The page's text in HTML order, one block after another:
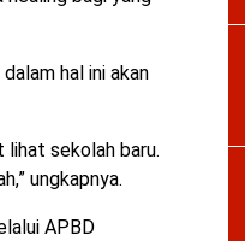
hal ini akan
lihat sekolah baru.
ungkapnya.
APBD